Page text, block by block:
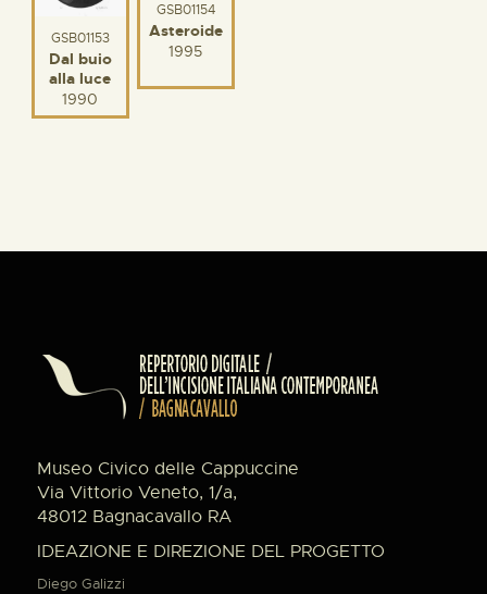
GSB01153
Dal buio
alla luce
1990
GSB01154
Asteroide
1995
Museo Civico delle Cappuccine
Via Vittorio Veneto, 1/a,
48012 Bagnacavallo RA
IDEAZIONE E DIREZIONE DEL PROGETTO
Diego Galizzi